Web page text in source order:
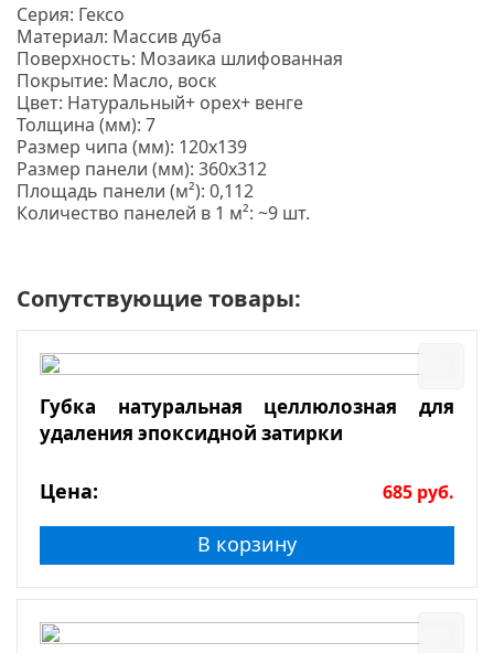
Серия: Гексо
Материал: Массив дуба
Поверхность: Мозаика шлифованная
Покрытие: Масло, воск
Цвет: Натуральный+ орех+ венге
Толщина (мм): 7
Размер чипа (мм): 120х139
Размер панели (мм): 360х312
Площадь панели (м²): 0,112
Количество панелей в 1 м²: ~9 шт.
Сопутствующие товары:
Губка натуральная целлюлозная для
удаления эпоксидной затирки
Цена: 685 руб.
В корзину